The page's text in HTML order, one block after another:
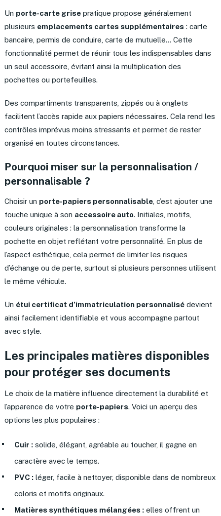
Un porte-carte grisepratique propose généralement
plusieurs emplacements cartes supplémentaires : carte
bancaire, permis de conduire, carte de mutuelle… Cette
fonctionnalité permet de réunir tous les indispensables dans
un seul accessoire, évitant ainsi la multiplication des
pochettes ou portefeuilles.
Des compartiments transparents, zippés ou à onglets
facilitent l’accès rapide aux papiers nécessaires. Cela rend les
contrôles imprévus moins stressants et permet de rester
organisé en toutes circonstances.
Pourquoi miser sur la personnalisation /
personnalisable ?
Choisir un porte-papiers personnalisable, c’est ajouter une
touche unique à son accessoire auto. Initiales, motifs,
couleurs originales : la personnalisation transforme la
pochette en objet reflétant votre personnalité. En plus de
l’aspect esthétique, cela permet de limiter les risques
d’échange ou de perte, surtout si plusieurs personnes utilisent
le même véhicule.
Un étui certificat d’immatriculation personnalisédevient
ainsi facilement identifiable et vous accompagne partout
avec style.
Les principales matières disponibles
pour protéger ses documents
Le choix de la matière influence directement la durabilité et
l’apparence de votre porte-papiers. Voici un aperçu des
options les plus populaires :
Cuir :solide, élégant, agréable au toucher, il gagne en
caractère avec le temps.
PVC :léger, facile à nettoyer, disponible dans de nombreux
coloris et motifs originaux.
Matières synthétiques mélangées :elles offrent un